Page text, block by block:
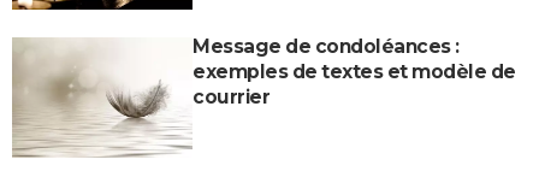
Message de condoléances :
exemples de textes et modèle de
courrier